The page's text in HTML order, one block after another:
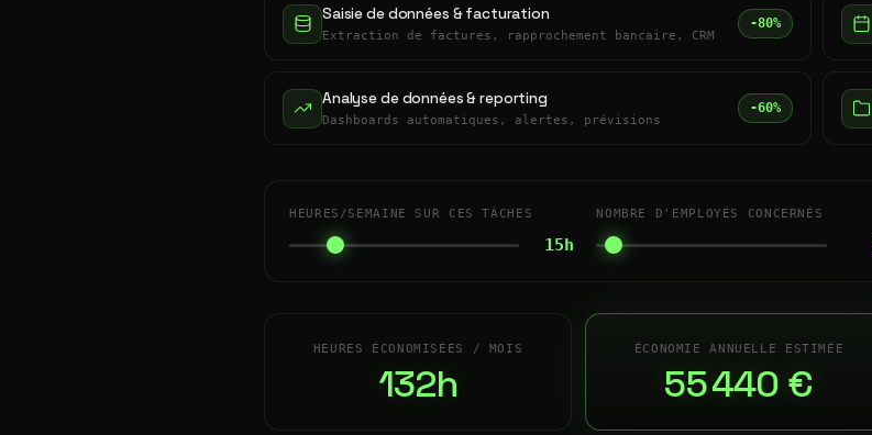
Saisie de données & facturation
Extraction de factures, rapprochement bancaire, CRM
-80%
Analyse de données & reporting
Dashboards automatiques, alertes, prévisions
-60%
HEURES/SEMAINE SUR CES TÂCHES
15h
NOMBRE D'EMPLOYÉS CONCERNÉS
HEURES ÉCONOMISÉES / MOIS
132h
ÉCONOMIE ANNUELLE ESTIMÉE
55 440 €